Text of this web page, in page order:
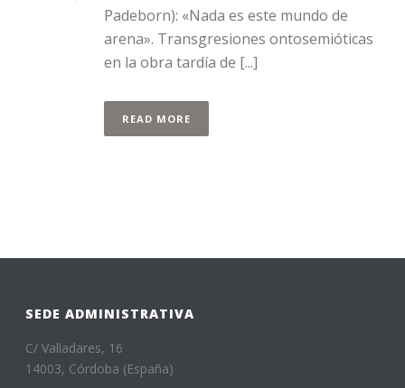
Padeborn): «Nada es este mundo de
arena». Transgresiones ontosemióticas
en la obra tardía de [...]
READ MORE
SEDE ADMINISTRATIVA
C/ Valladares, 16
14003, Córdoba (España)